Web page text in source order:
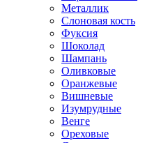
Металлик
Слоновая кость
Фуксия
Шоколад
Шампань
Оливковые
Оранжевые
Вишневые
Изумрудные
Венге
Ореховые